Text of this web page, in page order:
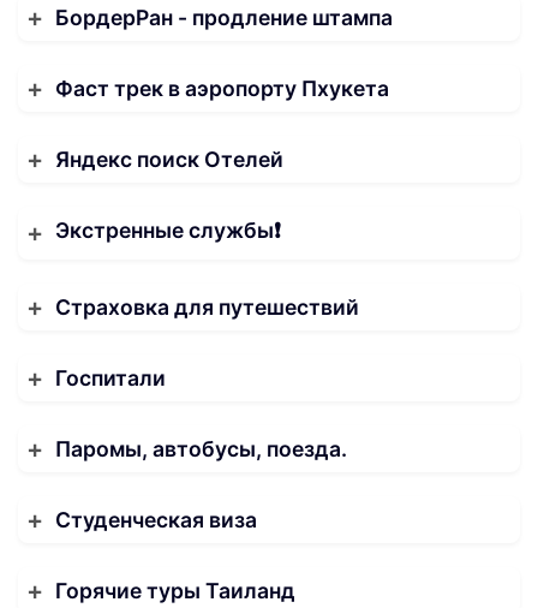
БордерРан - продление штампа
Фаст трек в аэропорту Пхукета
Яндекс поиск Отелей
Экстренные службы❗️
Страховка для путешествий
Госпитали
Паромы, автобусы, поезда.
Студенческая виза
Горячие туры Таиланд